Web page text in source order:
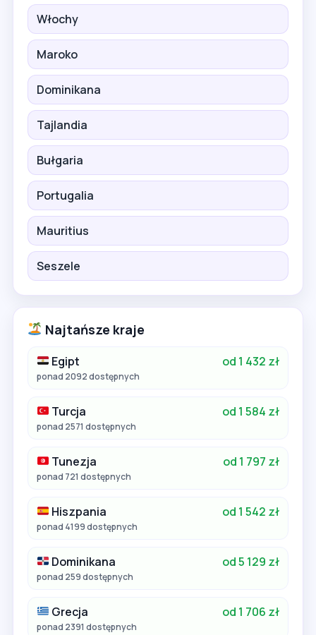
Włochy
Maroko
Dominikana
Tajlandia
Bułgaria
Portugalia
Mauritius
Seszele
Najtańsze kraje
Egipt od 1 432 zł
ponad 2092 dostępnych
Turcja od 1 584 zł
ponad 2571 dostępnych
Tunezja od 1 797 zł
ponad 721 dostępnych
Hiszpania od 1 542 zł
ponad 4199 dostępnych
Dominikana od 5 129 zł
ponad 259 dostępnych
Grecja od 1 706 zł
ponad 2391 dostępnych